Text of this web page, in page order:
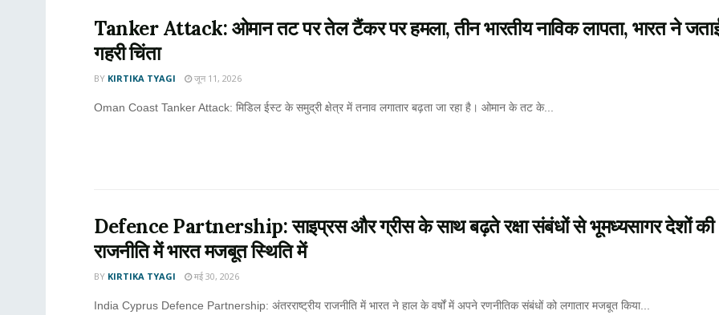
Tanker Attack: ओमान तट पर तेल टैंकर पर हमला, तीन भारतीय नाविक लापता, भारत ने
गहरी चिंता
BY KIRTIKA TYAGI जून 11, 2026
Oman Coast Tanker Attack: मिडिल ईस्ट के समुद्री क्षेत्र में तनाव लगातार बढ़ता जा रहा है। ओमान के तट के...
Defence Partnership: साइप्रस और ग्रीस के साथ बढ़ते रक्षा संबंधों से भूमध्यसागर देशों की
राजनीति में भारत मजबूत स्थिति में
BY KIRTIKA TYAGI मई 30, 2026
India Cyprus Defence Partnership: अंतरराष्ट्रीय राजनीति में भारत ने हाल के वर्षों में अपने रणनीतिक संबंधों को लगातार मजबूत किया...